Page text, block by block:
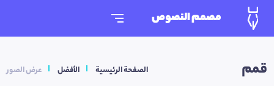
مصمم النصوص
قمم الصفحة الرئيسية الأفضل عرض الصور